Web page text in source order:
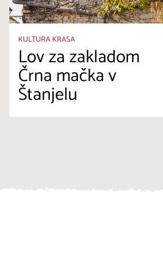
KULTURA KRASA
Lov za zakladom
Črna mačka v
Štanjelu